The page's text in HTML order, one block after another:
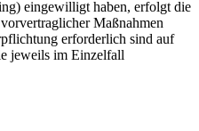
eingewilligt haben, erfolgt die
Maßnahmen
erforderlich sind auf
jeweils im Einzelfall